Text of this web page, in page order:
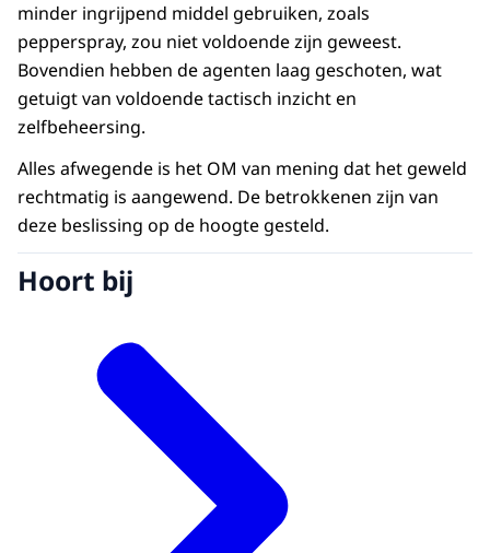
minder ingrijpend middel gebruiken, zoals
pepperspray, zou niet voldoende zijn geweest.
Bovendien hebben de agenten laag geschoten, wat
getuigt van voldoende tactisch inzicht en
zelfbeheersing.
Alles afwegende is het OM van mening dat het geweld
rechtmatig is aangewend. De betrokkenen zijn van
deze beslissing op de hoogte gesteld.
Hoort bij